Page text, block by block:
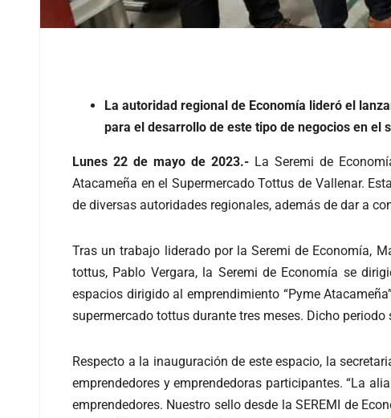
La autoridad regional de Economía lideró el
para el desarrollo de este tipo de negocios en el
Lunes 22 de mayo de 2023.- La Seremi de
Atacameña en el Supermercado Tottus de Vallenar.
de diversas autoridades regionales, además de dar a
Tras un trabajo liderado por la Seremi de Economía,
tottus, Pablo Vergara, la Seremi de Economía se
espacios dirigido al emprendimiento “Pyme
supermercado tottus durante tres meses. Dicho
Respecto a la inauguración de este espacio, la
emprendedores y emprendedoras participantes. “La
emprendedores. Nuestro sello desde la SEREMI de